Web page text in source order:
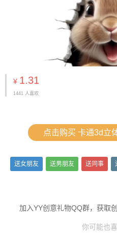
¥ 1.31
1441 人喜欢
点击购买 卡通3d立
送女朋友 送男朋友 送同事
加入YY创意礼物QQ群，获取
你可能也